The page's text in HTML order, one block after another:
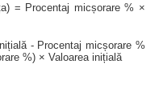
= Procentaj micșorare % ×
- Procentaj micșorare %
%) × Valoarea inițială